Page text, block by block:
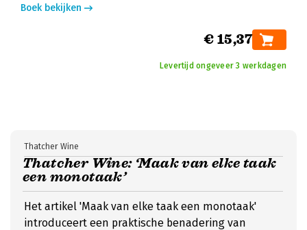
Boek bekijken
€ 15,37
Levertijd ongeveer 3 werkdagen
Thatcher Wine: ‘Maak van elke taak
een monotaak’
Thatcher Wine
Het artikel 'Maak van elke taak een monotaak'
introduceert een praktische benadering van